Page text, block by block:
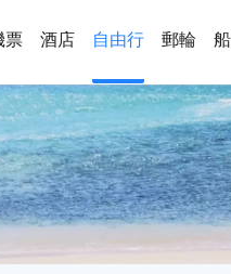
票 酒店 自由行 郵輪